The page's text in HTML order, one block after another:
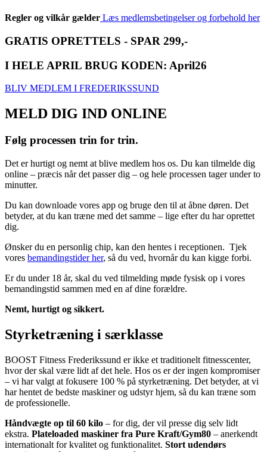
Regler og vilkår gælder Læs medlemsbetingelser og forbehold her
GRATIS OPRETTELS - SPAR 299,-
I HELE APRIL BRUG KODEN: April26
BLIV MEDLEM I FREDERIKSSUND
MELD DIG IND ONLINE
Følg processen trin for trin.
Det er hurtigt og nemt at blive medlem hos os. Du kan tilmelde dig
online – præcis når det passer dig – og hele processen tager under to
minutter.
Du kan downloade vores app og bruge den til at åbne døren. Det
betyder, at du kan træne med det samme – lige efter du har oprettet
dig.
Ønsker du en personlig chip, kan den hentes i receptionen. Tjek
vores bemandingstider her, så du ved, hvornår du kan kigge forbi.
Er du under 18 år, skal du ved tilmelding møde fysisk op i vores
bemandingstid sammen med en af dine forældre.
Nemt, hurtigt og sikkert.
Styrketræning i særklasse
BOOST Fitness Frederikssund er ikke et traditionelt fitnesscenter,
hvor der skal være lidt af det hele. Hos os er der ingen kompromiser
– vi har valgt at fokusere 100 % på styrketræning. Det betyder, at vi
har hentet de bedste maskiner og udstyr hjem, så du kan træne som
de professionelle.
Håndvægte op til 60 kilo – for dig, der vil presse dig selv lidt
ekstra. Plateloaded maskiner fra Pure Kraft/Gym80 – anerkendt
internationalt for kvalitet og funktionalitet. Stort udendørs